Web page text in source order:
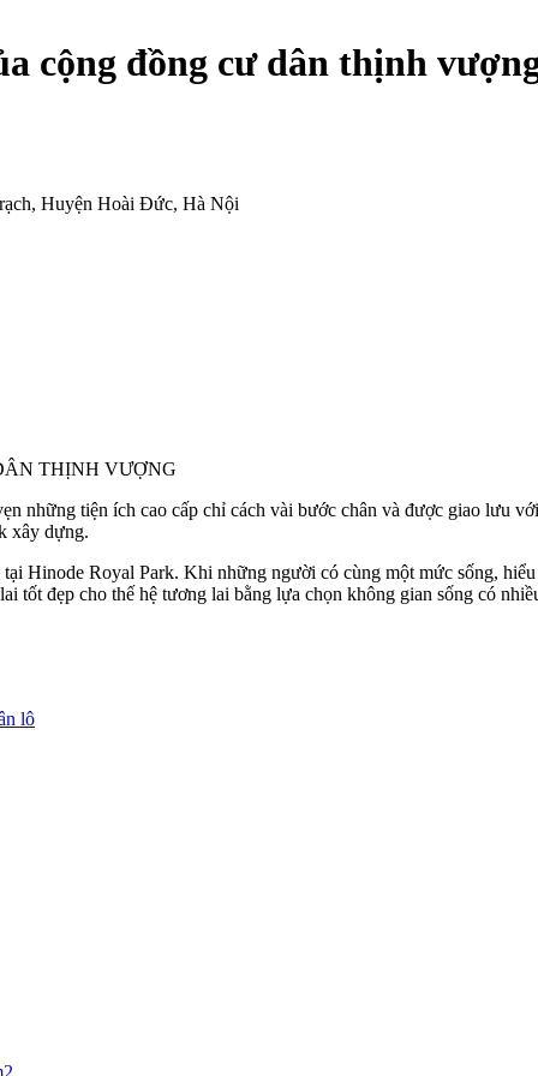
cộng đồng cư dân thịnh
Huyện Hoài Đức, Hà Nội
THỊNH VƯỢNG
những tiện ích cao cấp chỉ cách vài bước chân và được giao lưu
xây dựng.
Hinode Royal Park. Khi những người có cùng một mức sống,
tốt đẹp cho thế hệ tương lai bằng lựa chọn không gian sống có
lô